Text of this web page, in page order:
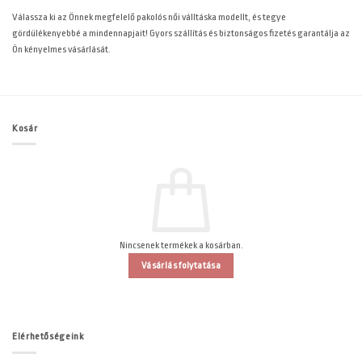
Válassza ki az Önnek megfelelő pakolós női válltáska modellt, és tegye
gördülékenyebbé a mindennapjait! Gyors szállítás és biztonságos fizetés garantálja az
Ön kényelmes vásárlását.
Kosár
Nincsenek termékek a kosárban.
Vásárlás folytatása
Elérhetőségeink